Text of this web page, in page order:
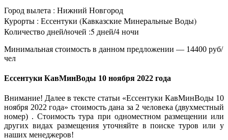
Город вылета : Нижний Новгород
Курорты : Ессентуки (Кавказские Минеральные Воды)
Количество дней/ночей :5 дней/4 ночи
Минимальная стоимость в данном предложении — 14400 руб/
чел
Ессентуки КавМинВоды 10 ноября 2022 года
Внимание! Далее в тексте статьи «Ессентуки КавМинВоды 10
ноября 2022 года» стоимость дана за 2 человека (двухместный
номер) . Стоимость тура при одноместном размещении или
других видах размещения уточняйте в поиске туров или у
наших менеджеров!